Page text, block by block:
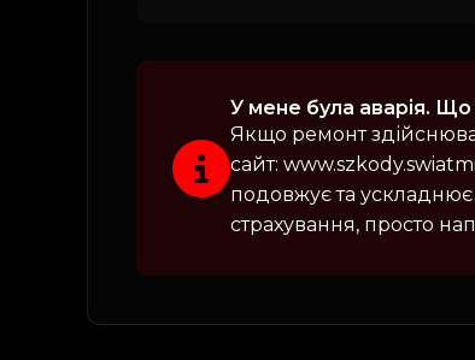
У мене була аварія.
Якщо ремонт
сайт:
подовжує та
страхування, просто